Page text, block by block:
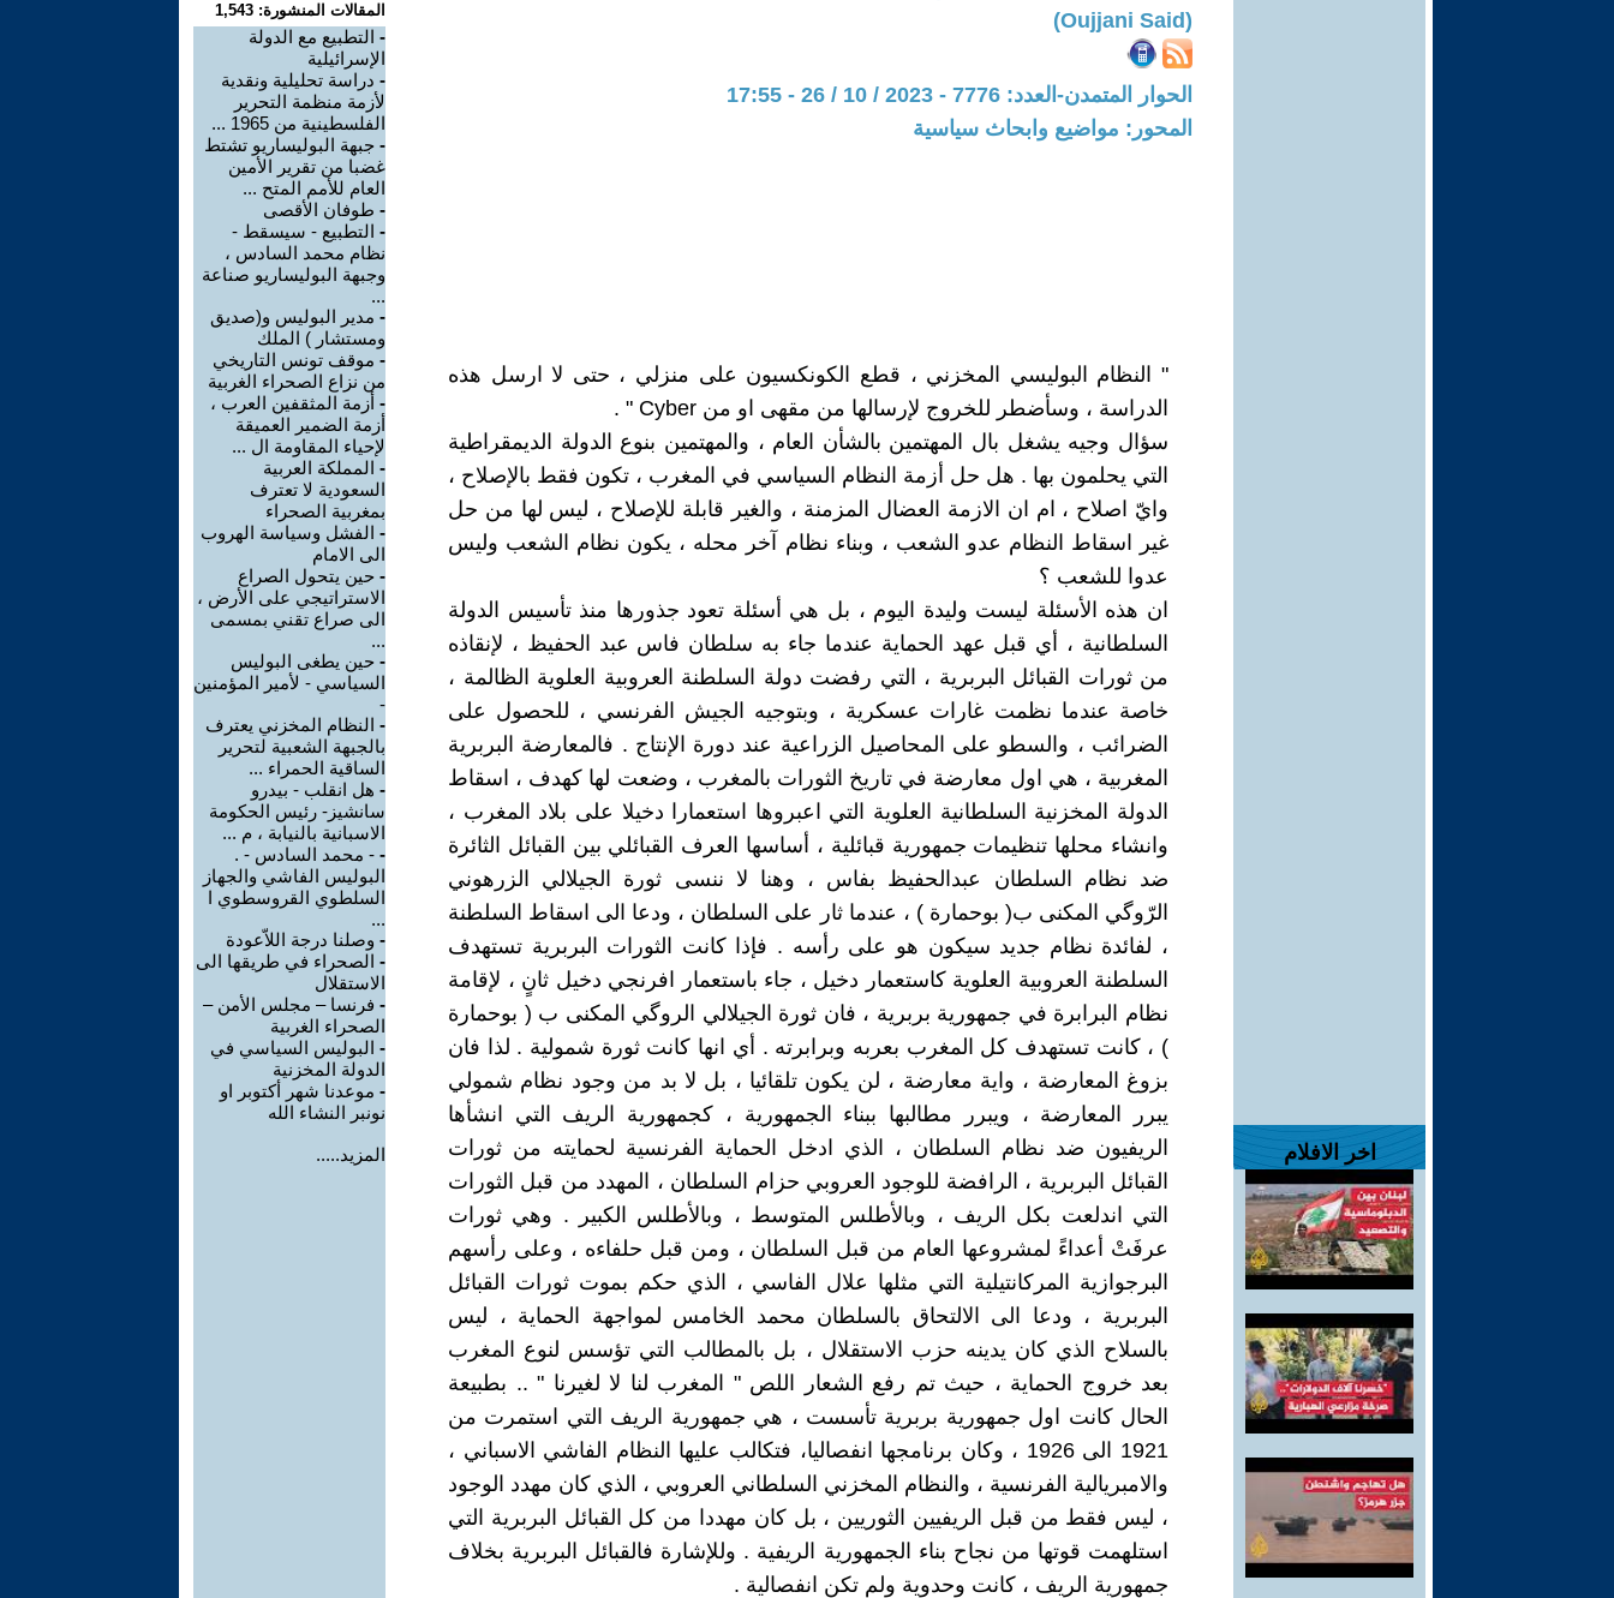
اخر الافلام
(Oujjani Said)
الحوار المتمدن-العدد: 7776 - 2023 / 10 / 26 - 17:55
المحور: مواضيع وابحاث سياسية
" النظام البوليسي المخزني ، قطع الكونكسيون على منزلي ، حتى لا ارسل هذه
الدراسة ، وسأضطر للخروج لإرسالها من مقهى او من Cyber " .
سؤال وجيه يشغل بال المهتمين بالشأن العام ، والمهتمين بنوع الدولة الديمقراطية
التي يحلمون بها . هل حل أزمة النظام السياسي في المغرب ، تكون فقط بالإصلاح ،
وايّ اصلاح ، ام ان الازمة العضال المزمنة ، والغير قابلة للإصلاح ، ليس لها من حل
غير اسقاط النظام عدو الشعب ، وبناء نظام آخر محله ، يكون نظام الشعب وليس
عدوا للشعب ؟
ان هذه الأسئلة ليست وليدة اليوم ، بل هي أسئلة تعود جذورها منذ تأسيس الدولة
السلطانية ، أي قبل عهد الحماية عندما جاء به سلطان فاس عبد الحفيظ ، لإنقاذه
من ثورات القبائل البربرية ، التي رفضت دولة السلطنة العروبية العلوية الظالمة ،
خاصة عندما نظمت غارات عسكرية ، وبتوجيه الجيش الفرنسي ، للحصول على
الضرائب ، والسطو على المحاصيل الزراعية عند دورة الإنتاج . فالمعارضة البربرية
المغربية ، هي اول معارضة في تاريخ الثورات بالمغرب ، وضعت لها كهدف ، اسقاط
الدولة المخزنية السلطانية العلوية التي اعبروها استعمارا دخيلا على بلاد المغرب ،
وانشاء محلها تنظيمات جمهورية قبائلية ، أساسها العرف القبائلي بين القبائل الثائرة
ضد نظام السلطان عبدالحفيظ بفاس ، وهنا لا ننسى ثورة الجيلالي الزرهوني
الرّوگي المكنى ب( بوحمارة ) ، عندما ثار على السلطان ، ودعا الى اسقاط السلطنة
، لفائدة نظام جديد سيكون هو على رأسه . فإذا كانت الثورات البربرية تستهدف
السلطنة العروبية العلوية كاستعمار دخيل ، جاء باستعمار افرنجي دخيل ثانٍ ، لإقامة
نظام البرابرة في جمهورية بربرية ، فان ثورة الجيلالي الروگي المكنى ب ( بوحمارة
) ، كانت تستهدف كل المغرب بعربه وبرابرته . أي انها كانت ثورة شمولية . لذا فان
بزوغ المعارضة ، واية معارضة ، لن يكون تلقائيا ، بل لا بد من وجود نظام شمولي
يبرر المعارضة ، ويبرر مطالبها ببناء الجمهورية ، كجمهورية الريف التي انشأها
الريفيون ضد نظام السلطان ، الذي ادخل الحماية الفرنسية لحمايته من ثورات
القبائل البربرية ، الرافضة للوجود العروبي حزام السلطان ، المهدد من قبل الثورات
التي اندلعت بكل الريف ، وبالأطلس المتوسط ، وبالأطلس الكبير . وهي ثورات
عرفَتْ أعداءً لمشروعها العام من قبل السلطان ، ومن قبل حلفاءه ، وعلى رأسهم
البرجوازية المركانتيلية التي مثلها علال الفاسي ، الذي حكم بموت ثورات القبائل
البربرية ، ودعا الى الالتحاق بالسلطان محمد الخامس لمواجهة الحماية ، ليس
بالسلاح الذي كان يدينه حزب الاستقلال ، بل بالمطالب التي تؤسس لنوع المغرب
بعد خروج الحماية ، حيث تم رفع الشعار اللص " المغرب لنا لا لغيرنا " .. بطبيعة
الحال كانت اول جمهورية بربرية تأسست ، هي جمهورية الريف التي استمرت من
1921 الى 1926 ، وكان برنامجها انفصاليا، فتكالب عليها النظام الفاشي الاسباني ،
والامبريالية الفرنسية ، والنظام المخزني السلطاني العروبي ، الذي كان مهدد الوجود
، ليس فقط من قبل الريفيين الثوريين ، بل كان مهددا من كل القبائل البربرية التي
استلهمت قوتها من نجاح بناء الجمهورية الريفية . وللإشارة فالقبائل البربرية بخلاف
جمهورية الريف ، كانت وحدوية ولم تكن انفصالية .
المقالات المنشورة: 1,543
- التطبيع مع الدولة
الإسرائيلية
- دراسة تحليلية ونقدية
لأزمة منظمة التحرير
الفلسطينية من 1965 ...
- جبهة البوليساريو تشتط
غضبا من تقرير الأمين
العام للأمم المتح ...
- طوفان الأقصى
- التطبيع - سيسقط -
نظام محمد السادس ،
وجبهة البوليساريو صناعة
...
- مدير البوليس و(صديق
ومستشار ) الملك
- موقف تونس التاريخي
من نزاع الصحراء الغربية
- أزمة المثقفين العرب ،
أزمة الضمير العميقة
لإحياء المقاومة ال ...
- المملكة العربية
السعودية لا تعترف
بمغربية الصحراء
- الفشل وسياسة الهروب
الى الامام
- حين يتحول الصراع
الاستراتيجي على الأرض ،
الى صراع تقني بمسمى
...
- حين يطغى البوليس
السياسي - لأمير المؤمنين
-
- النظام المخزني يعترف
بالجبهة الشعبية لتحرير
الساقية الحمراء ...
- هل انقلب - بيدرو
سانشيز- رئيس الحكومة
الاسبانية بالنيابة ، م ...
- - محمد السادس - .
البوليس الفاشي والجهاز
السلطوي القروسطوي ا
...
- وصلنا درجة اللاّعودة
- الصحراء في طريقها الى
الاستقلال
- فرنسا – مجلس الأمن –
الصحراء الغربية
- البوليس السياسي في
الدولة المخزنية
- موعدنا شهر أكتوبر او
نونبر النشاء الله
المزيد.....